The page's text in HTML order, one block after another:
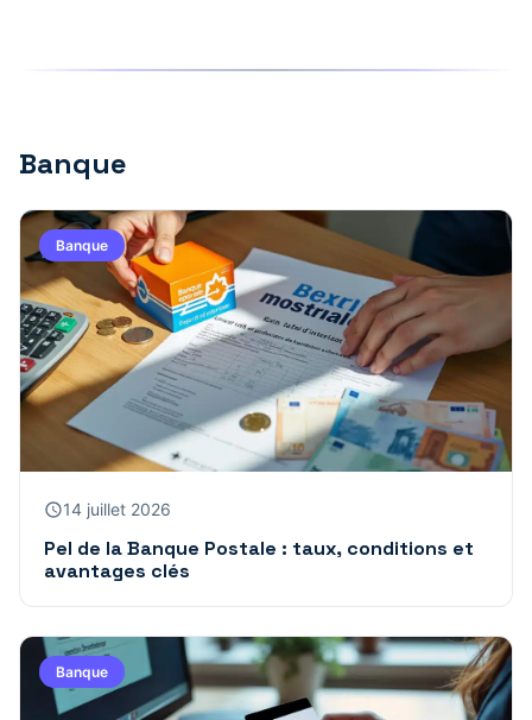
Banque
Banque
14 juillet 2026
Pel de la Banque Postale : taux, conditions et
avantages clés
Banque